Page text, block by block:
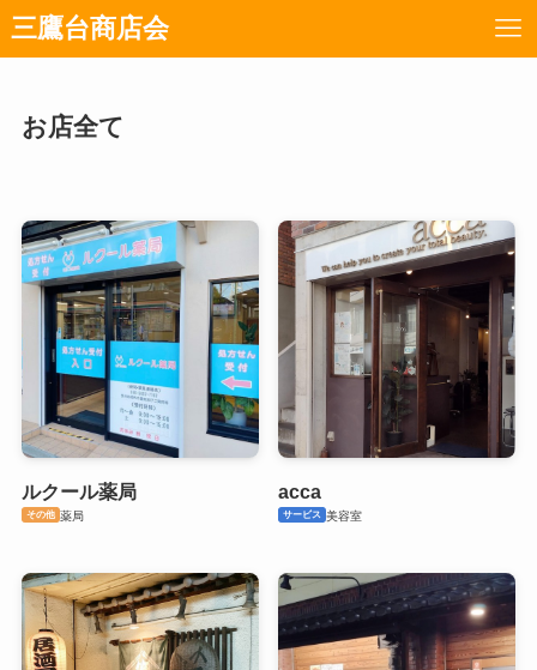
三鷹台商店会
お店全て
ルクール薬局
その他 薬局
acca
サービス 美容室